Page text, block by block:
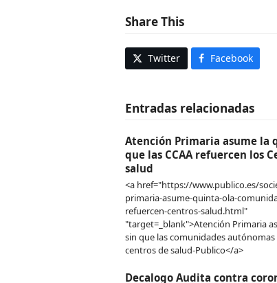
Share This
Twitter Facebook
Entradas relacionadas
Atención Primaria asume la
que las CCAA refuercen los
salud
<a href="https://www.publico.es/
primaria-asume-quinta-ola-
refuercen-centros-salud.html"
"target=_blank">Atención Primaria
sin que las comunidades
centros de salud-Publico</a>
Decalogo Audita contra